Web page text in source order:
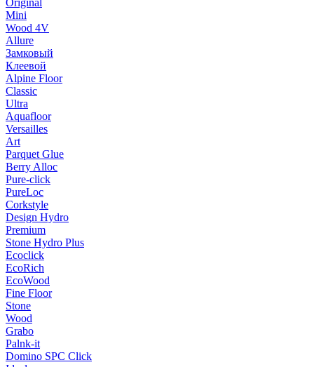
Original
Mini
Wood 4V
Allure
Замковый
Клеевой
Alpine Floor
Classic
Ultra
Aquafloor
Versailles
Art
Parquet Glue
Berry Alloc
Pure-click
PureLoc
Corkstyle
Design Hydro
Premium
Stone Hydro Plus
Ecoclick
EcoRich
EcoWood
Fine Floor
Stone
Wood
Grabo
Palnk-it
Domino SPC Click